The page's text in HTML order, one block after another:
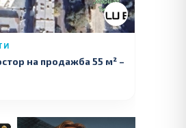
на продажба 55 м² –